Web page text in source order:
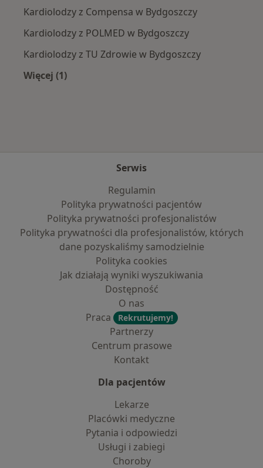
Kardiolodzy z Compensa w Bydgoszczy
Kardiolodzy z POLMED w Bydgoszczy
Kardiolodzy z TU Zdrowie w Bydgoszczy
Więcej (1)
Serwis
Regulamin
Polityka prywatności pacjentów
Polityka prywatności profesjonalistów
Polityka prywatności dla profesjonalistów, których
dane pozyskaliśmy samodzielnie
Polityka cookies
Jak działają wyniki wyszukiwania
Dostępność
O nas
Praca
Rekrutujemy!
Partnerzy
Centrum prasowe
Kontakt
Dla pacjentów
Lekarze
Placówki medyczne
Pytania i odpowiedzi
Usługi i zabiegi
Choroby